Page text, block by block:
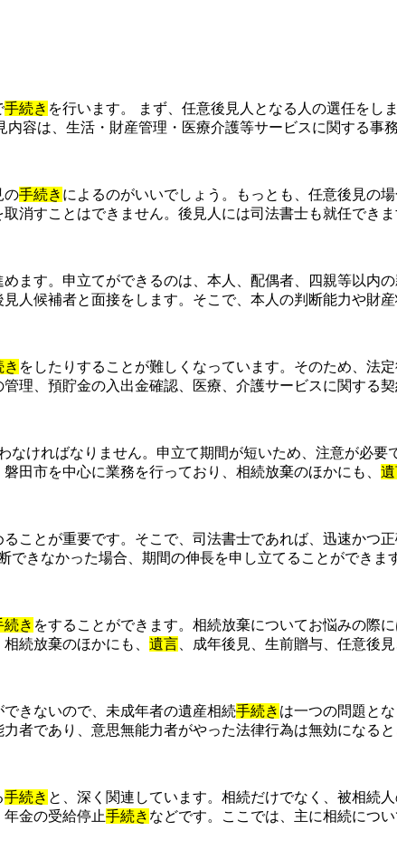
手続き を行います。 まず、任意後見人となる人の選任をし
容は、生活・財産管理・医療介護等サービスに関する
の手続き によるのがいいでしょう。もっとも、任意後見の
消すことはできません。後見人には司法書士も就任でき
めます。申立てができるのは、本人、配偶者、四親等以内
人候補者と面接をします。そこで、本人の判断能力や財
き をしたりすることが難しくなっています。そのため、法
理、預貯金の入出金確認、医療、介護サービスに関する
なければなりません。申立て期間が短いため、注意が必
田市を中心に業務を行っており、相続放棄のほかにも、
ることが重要です。そこで、司法書士であれば、迅速かつ正
できなかった場合、期間の伸長を申し立てることができ
続き をすることができます。相続放棄についてお悩みの際
続放棄のほかにも、 遺言 、成年後見、生前贈与、任意後
きないので、未成年者の遺産相続手続き は一つの問題と
者であり、意思無能力者がやった法律行為は無効になる
手続き と、深く関連しています。相続だけでなく、被相続
金の受給停止手続き などです。ここでは、主に相続につ